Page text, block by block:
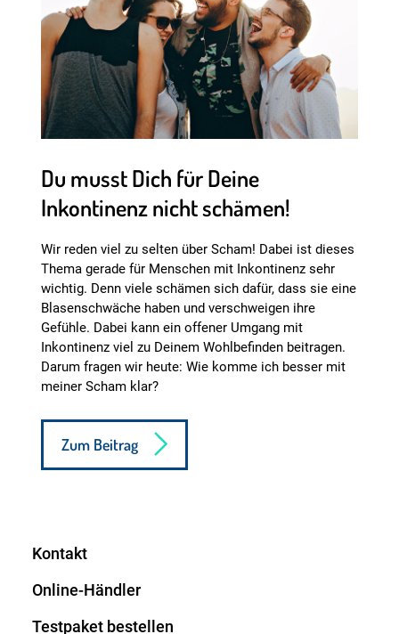
Du musst Dich für Deine
Inkontinenz nicht schämen!
Wir reden viel zu selten über Scham! Dabei ist dieses
Thema gerade für Menschen mit Inkontinenz sehr
wichtig. Denn viele schämen sich dafür, dass sie eine
Blasenschwäche haben und verschweigen ihre
Gefühle. Dabei kann ein offener Umgang mit
Inkontinenz viel zu Deinem Wohlbefinden beitragen.
Darum fragen wir heute: Wie komme ich besser mit
meiner Scham klar?
Zum Beitrag
Kontakt
Online-Händler
Testpaket bestellen